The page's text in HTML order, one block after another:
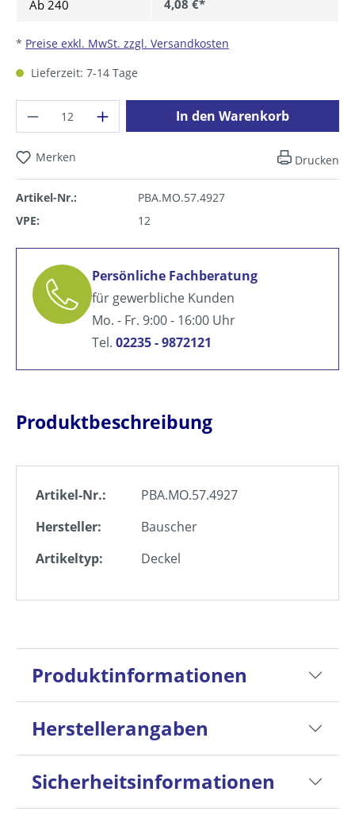
Ab 240 4,08 €*
* Preise exkl. MwSt. zzgl. Versandkosten
Lieferzeit: 7-14 Tage
Produkt Anzahl: Gib den gewünschten
In den Warenkorb
Merken Drucken
Artikel-Nr.:
PBA.MO.57.4927
VPE:
12
Persönliche Fachberatung
für gewerbliche Kunden
Mo. - Fr. 9:00 - 16:00 Uhr
Tel. 02235 - 9872121
Produktbeschreibung
Artikel-Nr.:
PBA.MO.57.4927
Hersteller:
Bauscher
Artikeltyp:
Deckel
Produktinformationen
Herstellerangaben
Sicherheitsinformationen